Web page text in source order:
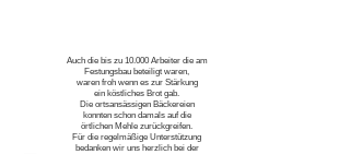
Auch die bis zu 10.000 Arbeiter die am
Festungsbau beteiligt waren,
waren froh wenn es zur Stärkung
ein köstliches Brot gab.
Die ortsansässigen Bäckereien
konnten schon damals auf die
örtlichen Mehle zurückgreifen.
Für die regelmäßige Unterstützung
bedanken wir uns herzlich bei der